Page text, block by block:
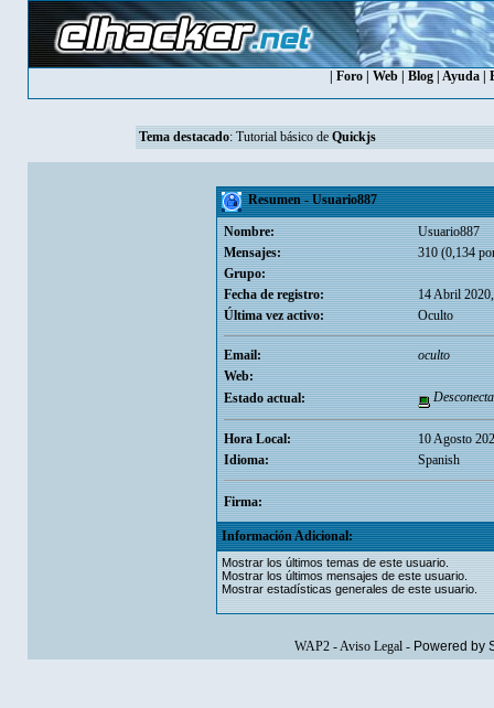
Foro| Web| Blog| Ayuda|
Tema destacado: Tutorial básico de Quickjs
Resumen - Usuario887
Nombre:
Usuario887
Mensajes:
310 (0,134
Grupo:
Fecha de registro:
14 Abril
Última vez activo:
Oculto
Email:
oculto
Web:
Estado actual:
Hora Local:
10 Agosto
Idioma:
Spanish
Firma:
Información Adicional:
Mostrar los últimos temas de este usuario.
Mostrar los últimos mensajes de este usuario.
Mostrar estadísticas generales de este usuario.
WAP2-Aviso Legal- Powered by